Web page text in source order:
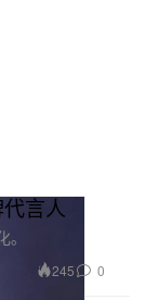
言人
245 0